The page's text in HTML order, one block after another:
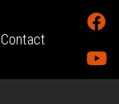
Contact